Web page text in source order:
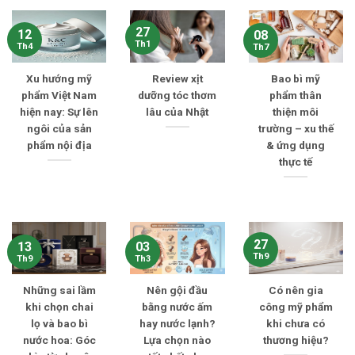
Xu hướng mỹ
phẩm Việt Nam
hiện nay: Sự lên
ngôi của sản
phẩm nội địa
12
Th4
Review xịt
dưỡng tóc thơm
lâu của Nhật
27
Th1
Bao bì mỹ
phẩm thân
thiện môi
trường – xu thế
& ứng dụng
thực tế
08
Th7
Những sai lầm
khi chọn chai
lọ và bao bì
nước hoa: Góc
13
Th9
Nên gội đầu
bằng nước ấm
hay nước lạnh?
Lựa chọn nào
03
Th3
Có nên gia
công mỹ phẩm
khi chưa có
thương hiệu?
27
Th9